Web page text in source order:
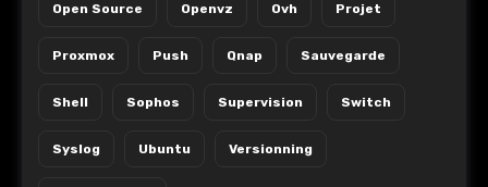
Open Source Openvz Ovh Projet
Proxmox Push Qnap Sauvegarde
Shell Sophos Supervision Switch
Syslog Ubuntu Versionning